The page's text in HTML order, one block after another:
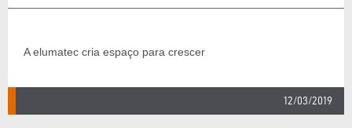
A elumatec cria espaço para crescer
12/03/2019